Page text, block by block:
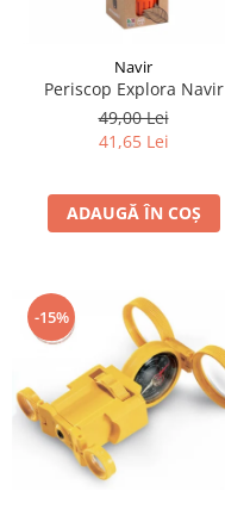
Navir
Periscop Explora Navir
49,00 Lei
41,65 Lei
ADAUGĂ ÎN COȘ
-15%